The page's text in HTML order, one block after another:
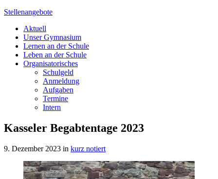
Stellenangebote
Aktuell
Unser Gymnasium
Lernen an der Schule
Leben an der Schule
Organisatorisches
Schulgeld
Anmeldung
Aufgaben
Termine
Intern
Kasseler Begabtentage 2023
9. Dezember 2023 in kurz notiert